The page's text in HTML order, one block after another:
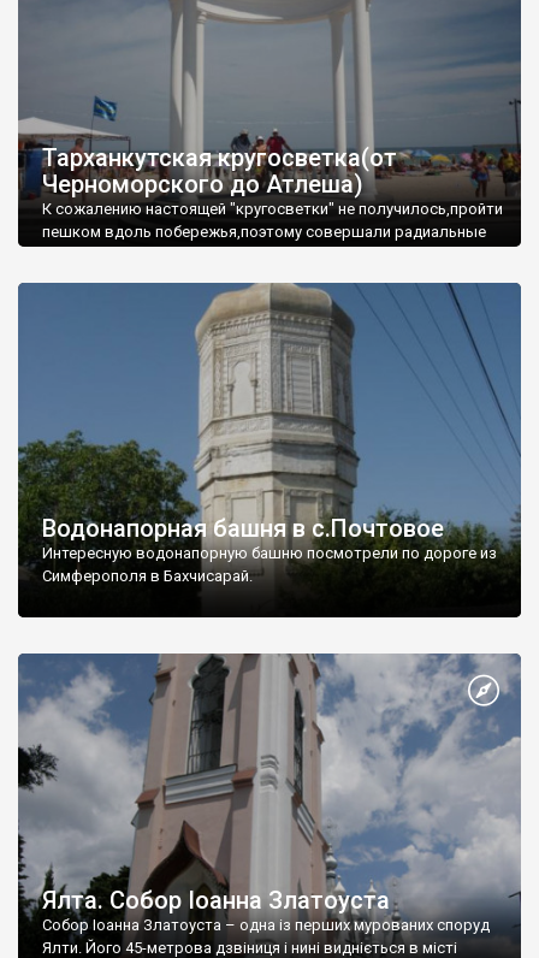
Тарханкутская кругосветка(от
Черноморского до Атлеша)
К сожалению настоящей "кругосветки" не получилось,пройти
пешком вдоль побережья,поэтому совершали радиальные
Водонапорная башня в с.Почтовое
Интересную водонапорную башню посмотрели по дороге из
Симферополя в Бахчисарай.
Ялта. Собор Іоанна Златоуста
Собор Іоанна Златоуста – одна із перших мурованих споруд
Ялти. Його 45-метрова дзвіниця і нині видніється в місті